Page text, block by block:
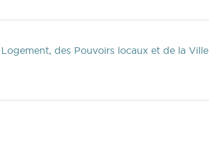
des Pouvoirs locaux et de la Ville